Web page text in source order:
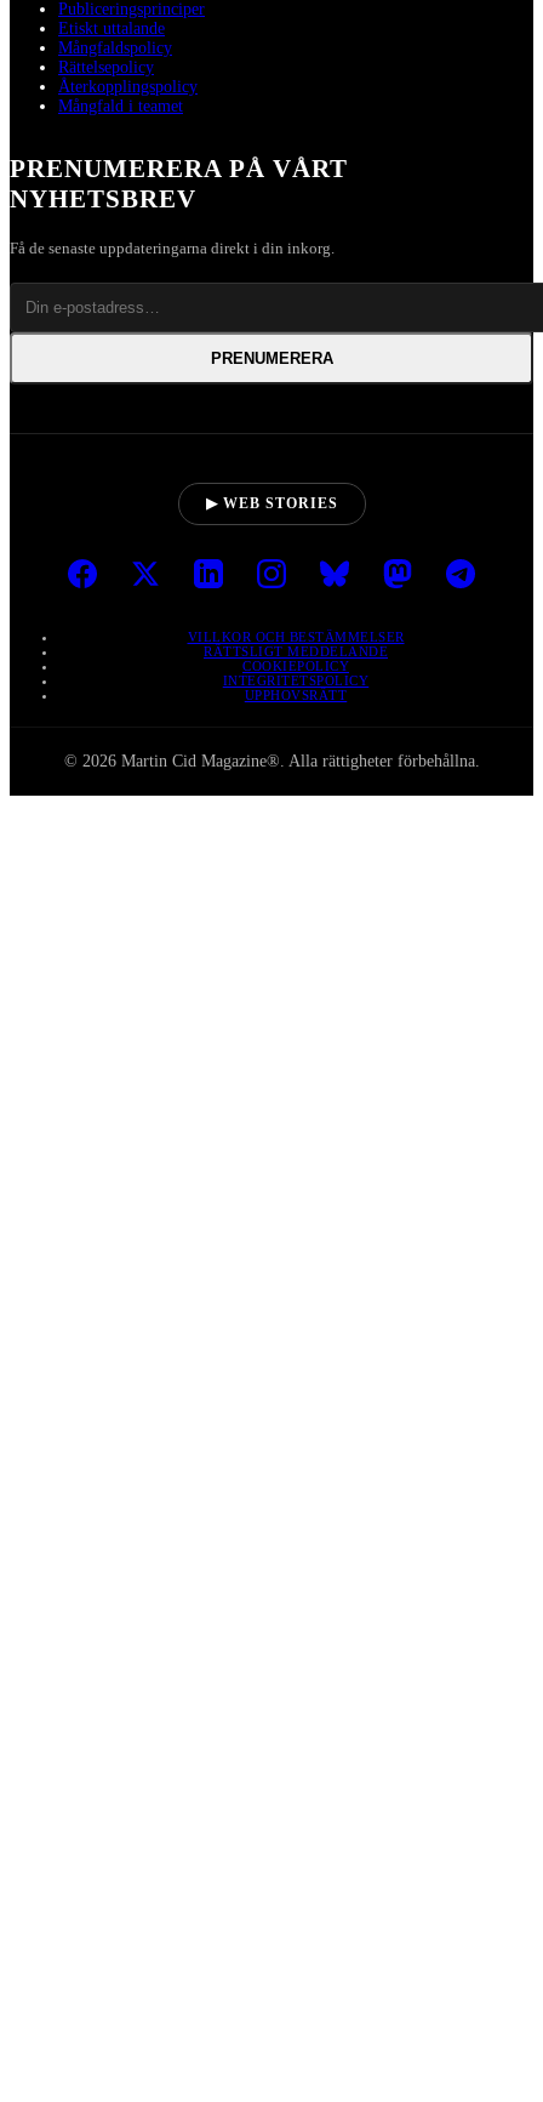
Publiceringsprinciper
Etiskt uttalande
Mångfaldspolicy
Rättelsepolicy
Återkopplingspolicy
Mångfald i teamet
PRENUMERERA PÅ VÅRT
NYHETSBREV
Få de senaste uppdateringarna direkt i din inkorg.
PRENUMERERA
▶ WEB STORIES
VILLKOR OCH BESTÄMMELSER
RÄTTSLIGT MEDDELANDE
COOKIEPOLICY
INTEGRITETSPOLICY
UPPHOVSRÄTT
© 2026 Martin Cid Magazine®. Alla rättigheter förbehållna.